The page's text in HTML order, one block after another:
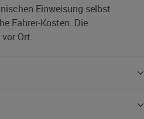
Einweisung selbst
Fahrer-Kosten. Die
Ort.